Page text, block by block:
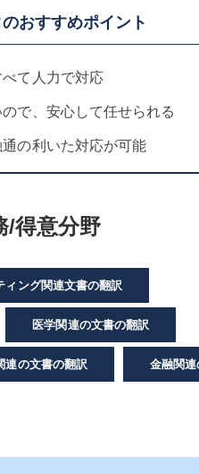
おすすめポイント
て人力で対応
で、安心して任せられる
の利いた対応が可能
/得意分野
ィング関連文書の翻訳
医学関連の文書の翻訳
連の文書の翻訳 金融関